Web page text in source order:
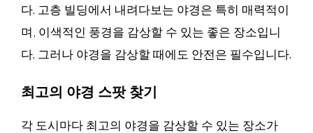
다. 고층 빌딩에서 내려다보는 야경은 특히 매력적이
며, 이색적인 풍경을 감상할 수 있는 좋은 장소입니
다. 그러나 야경을 감상할 때에도 안전은 필수입니다.
최고의 야경 스팟 찾기
각 도시마다 최고의 야경을 감상할 수 있는 장소가